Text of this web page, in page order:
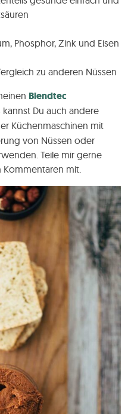
Phosphor, Zink und Eisen
zu anderen Nüssen
Blendtec
Du auch andere
Küchenmaschinen mit
von Nüssen oder
Teile mir gerne
mit.